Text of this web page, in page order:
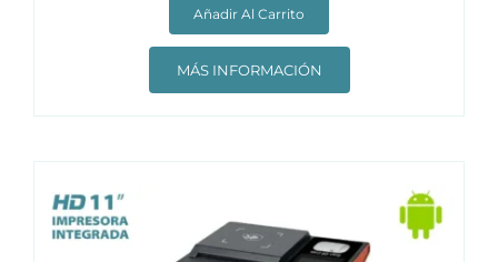
Añadir Al Carrito
MÁS INFORMACIÓN